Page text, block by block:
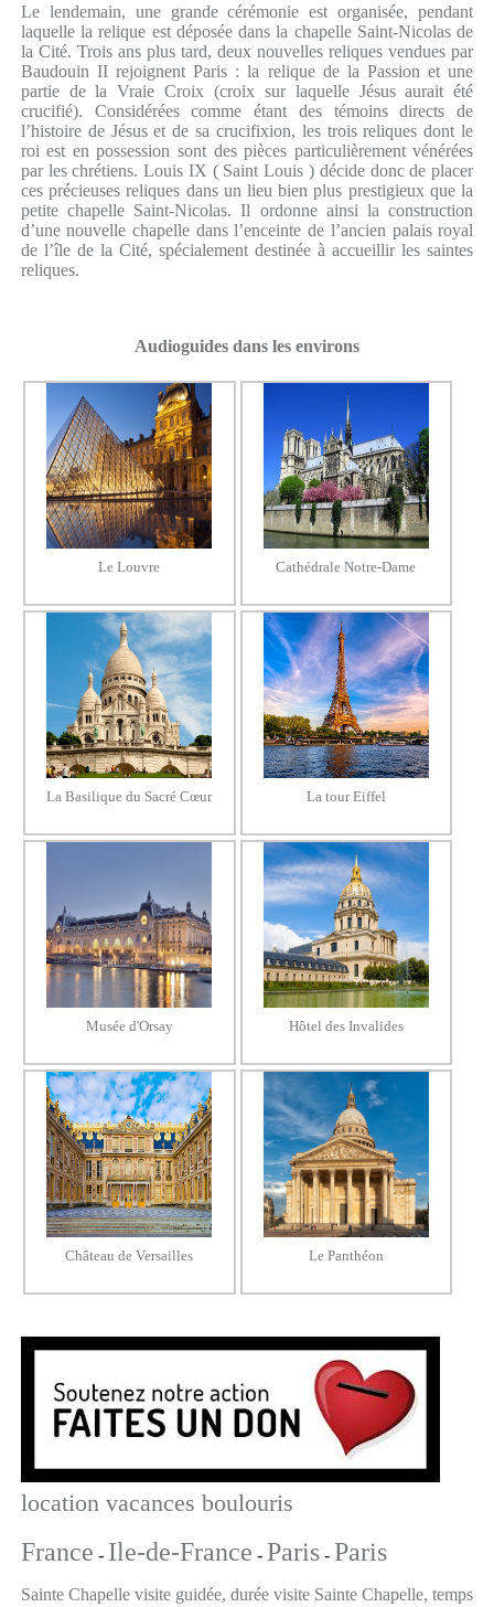
Le lendemain, une grande cérémonie est organisée, pendant
laquelle la relique est déposée dans la chapelle Saint-Nicolas de
la Cité. Trois ans plus tard, deux nouvelles reliques vendues par
Baudouin II rejoignent Paris : la relique de la Passion et une
partie de la Vraie Croix (croix sur laquelle Jésus aurait été
crucifié). Considérées comme étant des témoins directs de
l’histoire de Jésus et de sa crucifixion, les trois reliques dont le
roi est en possession sont des pièces particulièrement vénérées
par les chrétiens. Louis IX ( Saint Louis ) décide donc de placer
ces précieuses reliques dans un lieu bien plus prestigieux que la
petite chapelle Saint-Nicolas. Il ordonne ainsi la construction
d’une nouvelle chapelle dans l’enceinte de l’ancien palais royal
de l’île de la Cité, spécialement destinée à accueillir les saintes
reliques.
Audioguides dans les environs
Le Louvre Cathédrale Notre-Dame
La Basilique du Sacré Cœur La tour Eiffel
Musée d'Orsay Hôtel des Invalides
Château de Versailles Le Panthéon
location vacances boulouris
France - Ile-de-France - Paris- Paris
Sainte Chapelle visite guidée, durée visite Sainte Chapelle, temps